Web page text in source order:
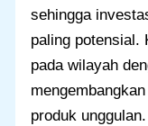
sehingga
paling potensial.
pada wilayah
produk